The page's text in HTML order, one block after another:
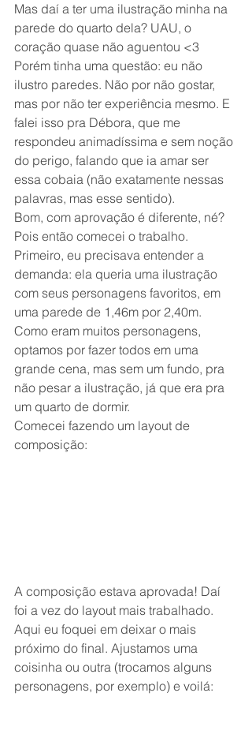
Mas daí a ter uma ilustração minha na
parede do quarto dela? UAU, o
coração quase não aguentou <3
Porém tinha uma questão: eu não
ilustro paredes. Não por não gostar,
mas por não ter experiência mesmo. E
falei isso pra Débora, que me
respondeu animadíssima e sem noção
do perigo, falando que ia amar ser
essa cobaia (não exatamente nessas
palavras, mas esse sentido).
Bom, com aprovação é diferente, né?
Pois então comecei o trabalho.
Primeiro, eu precisava entender a
demanda: ela queria uma ilustração
com seus personagens favoritos, em
uma parede de 1,46m por 2,40m.
Como eram muitos personagens,
optamos por fazer todos em uma
grande cena, mas sem um fundo, pra
não pesar a ilustração, já que era pra
um quarto de dormir.
Comecei fazendo um layout de
composição:
A composição estava aprovada! Daí
foi a vez do layout mais trabalhado.
Aqui eu foquei em deixar o mais
próximo do final. Ajustamos uma
coisinha ou outra (trocamos alguns
personagens, por exemplo) e voilá: